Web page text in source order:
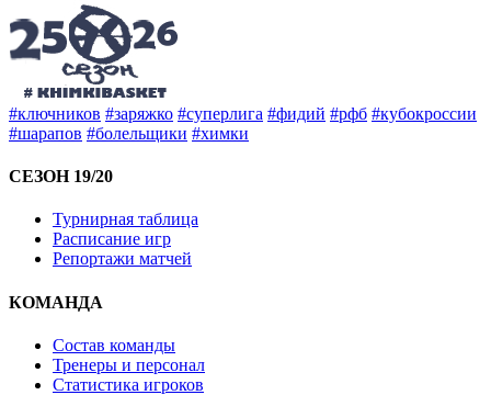
#ключников #заряжко #суперлига #фидий #рфб #кубокроссии
#шарапов #болельщики #химки
СЕЗОН 19/20
Турнирная таблица
Расписание игр
Репортажи матчей
КОМАНДА
Состав команды
Тренеры и персонал
Статистика игроков